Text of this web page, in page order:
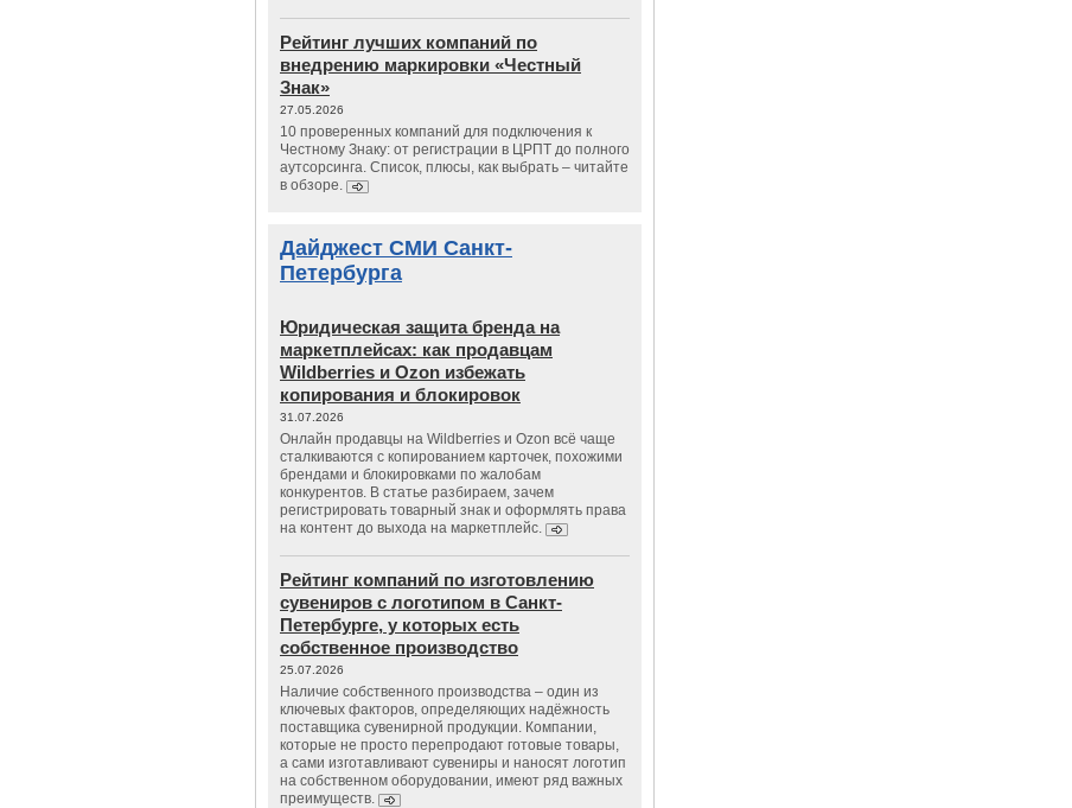
Рейтинг лучших компаний по
внедрению маркировки «Честный
Знак»
27.05.2026
10 проверенных компаний для подключения к
Честному Знаку: от регистрации в ЦРПТ до полного
аутсорсинга. Список, плюсы, как выбрать – читайте
в обзоре.
Дайджест СМИ Санкт-
Петербурга
Юридическая защита бренда на
маркетплейсах: как продавцам
Wildberries и Ozon избежать
копирования и блокировок
31.07.2026
Онлайн продавцы на Wildberries и Ozon всё чаще
сталкиваются с копированием карточек, похожими
брендами и блокировками по жалобам
конкурентов. В статье разбираем, зачем
регистрировать товарный знак и оформлять права
на контент до выхода на маркетплейс.
Рейтинг компаний по изготовлению
сувениров с логотипом в Санкт-
Петербурге, у которых есть
собственное производство
25.07.2026
Наличие собственного производства – один из
ключевых факторов, определяющих надёжность
поставщика сувенирной продукции. Компании,
которые не просто перепродают готовые товары,
а сами изготавливают сувениры и наносят логотип
на собственном оборудовании, имеют ряд важных
преимуществ.